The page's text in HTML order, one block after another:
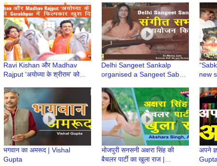
Shivram Rakesh Deva
Pandey
Ravi Kishan और Madhav
Rajput 'अयोध्या के श्रीराम' को
Delhi Sangeet Sankalp
organised a Sangeet Sabha
new
CM
भगवान का अमरूद | Vishal
Gupta
भोजपुरी सनसनी अक्षरा सिंह की
बैचलर पार्टी का खुला राज |
अपने